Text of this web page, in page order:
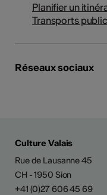
Planifier un
Transports
Réseaux sociaux
Culture Valais
Rue de Lausanne 45
CH - 1950 Sion
+41 (0)27 606 45 69